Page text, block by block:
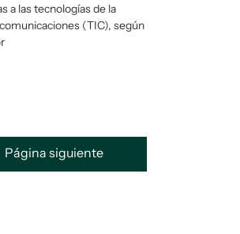
a las tecnologías de la
(TIC), según
Página siguiente